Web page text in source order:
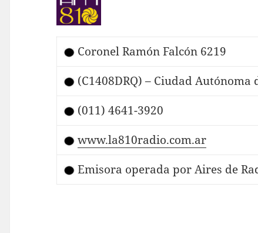
Coronel Ramón Falcón 6219
(C1408DRQ) – Ciudad Autónoma
(011) 4641-3920
www.la810radio.com.ar
Emisora operada por Aires de